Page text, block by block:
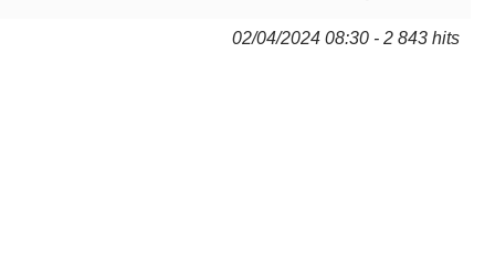
02/04/2024 08:30 - 2 843 hits